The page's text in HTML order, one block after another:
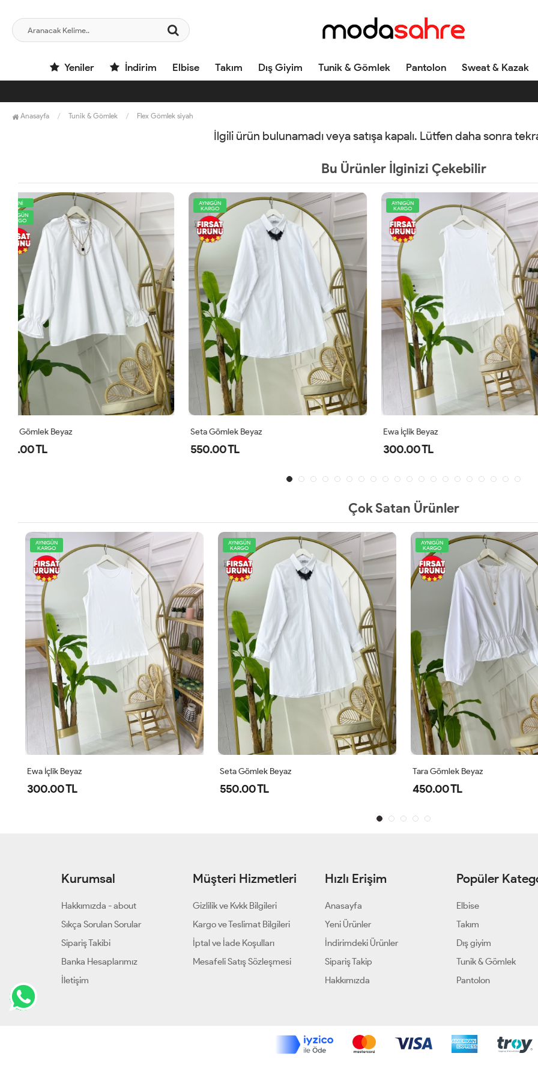
Yeniler İndirim Elbise Takım Dış Giyim Tunik & Gömlek Pantolon Sweat & Kazak
Anasayfa Tunik & Gömlek Flex Gömlek siyah
İlgili ürün bulunamadı veya satışa kapalı. Lütfen daha sonra
Bu Ürünler İlginizi Çekebilir
AYNIGÜN
Seta Gömlek Beyaz
550.00 TL
AYNIGÜN
KARGO
Ewa İçlik Beyaz
300.00 TL
İsabel Gömlek Beyaz
500.00 TL
Çok Satan Ürünler
AYNIGÜN
KARGO
Seta Gömlek Beyaz
550.00 TL
AYNIGÜN
KARGO
Tara Gömlek Beyaz
450.00 TL
YENİ
AYNIGÜN
KARGO
Maya Gömlek Beyaz
480.00 TL
Kurumsal
Hakkımızda - about
Sıkça Sorulan Sorular
Sipariş Takibi
Banka Hesaplarımız
İletişim
Müşteri Hizmetleri
Gizlilik ve Kvkk Bilgileri
Kargo ve Teslimat Bilgileri
İptal ve İade Koşulları
Mesafeli Satış Sözleşmesi
Hızlı Erişim
Anasayfa
Yeni Ürünler
İndirimdeki Ürünler
Sipariş Takip
Hakkımızda
Popüler
Elbise
Takım
Dış giyim
Tunik & Gömlek
Pantolon